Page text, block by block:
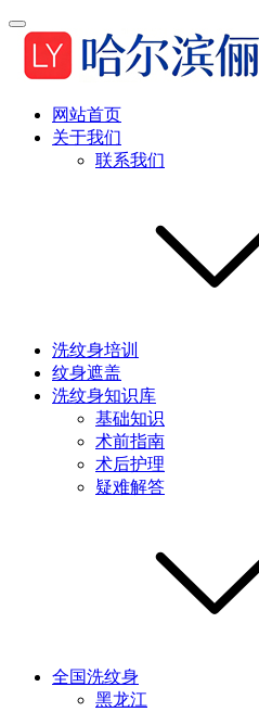
网站首页
关于我们
联系我们
洗纹身培训
纹身遮盖
洗纹身知识库
基础知识
术前指南
术后护理
疑难解答
全国洗纹身
黑龙江